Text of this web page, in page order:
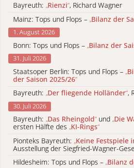
Bayreuth: „Rienzi“, Richard Wagner
Mainz: Tops und Flops – „Bilanz der
1. August 2026
Bonn: Tops und Flops – „Bilanz der
31. Juli 2026
Staatsoper Berlin: Tops und Flops – „
der Saison 2025/26“
Bayreuth: „Der fliegende Holländer“,
30. Juli 2026
Bayreuth: „Das Rheingold“ und „Die
ersten Hälfte des „KI-Rings“
Pionteks Bayreuth: „Keine Festspiele
Ausstellung der Siegfried-Wagner-
Hildesheim: Tops und Flops – „Bilanz